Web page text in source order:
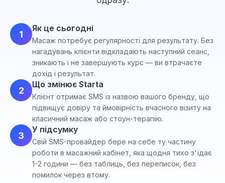
1
Як це сьогодні
Масаж потребує регулярності для результату. Без
нагадувань клієнти відкладають наступний сеанс,
зникають і не завершують курс — ви втрачаєте
дохід і результат.
2
Що змінює Starta
Клієнт отримає SMS із назвою вашого бренду, що
підвищує довіру та ймовірність вчасного візиту на
класичний масаж або стоун-терапію.
3
У підсумку
Свій SMS-провайдер бере на себе ту частину
роботи в масажний кабінет, яка щодня тихо з'їдає
1-2 години — без таблиць, без переписок, без
помилок через втому.